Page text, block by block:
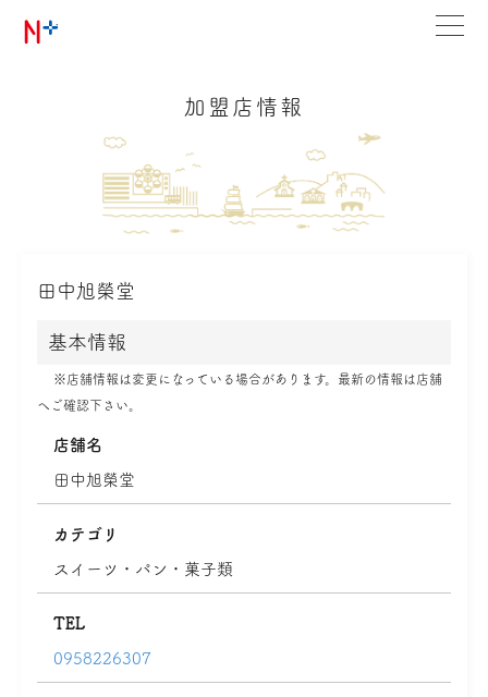
加盟店情報
田中旭榮堂
基本情報
※店舗情報は変更になっている場合があります。最新の情報は店舗
へご確認下さい。
店舗名
田中旭榮堂
カテゴリ
スイーツ・パン・菓子類
TEL
0958226307